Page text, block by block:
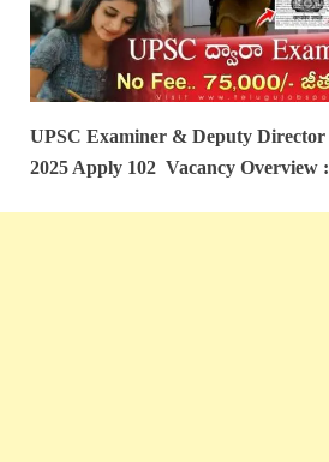
UPSC Examiner & Deputy Director
2025 Apply 102 Vacancy Overview :